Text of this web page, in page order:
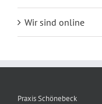
Wir sind online
Praxis Schönebeck